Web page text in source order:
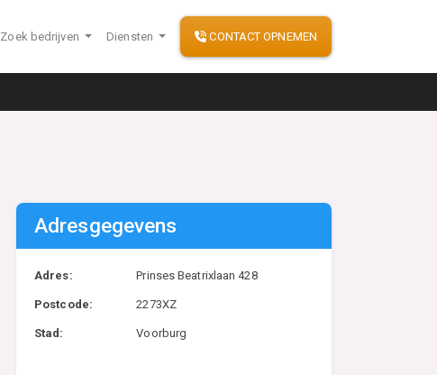
Zoek bedrijven Diensten CONTACT OPNEMEN
Adresgegevens
Adres: Prinses Beatrixlaan 428
Postcode: 2273XZ
Stad: Voorburg